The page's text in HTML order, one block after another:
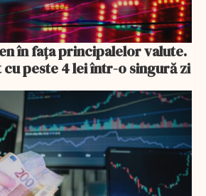
în fața principalelor valute.
peste 4 lei într-o singură zi